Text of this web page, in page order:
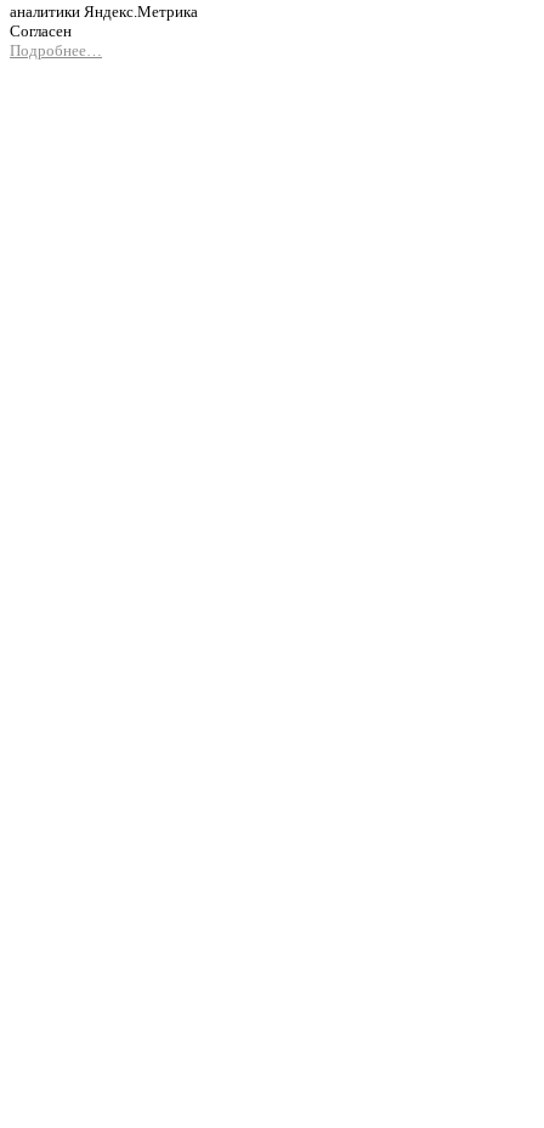
аналитики Яндекс.Метрика
Согласен
Подробнее…